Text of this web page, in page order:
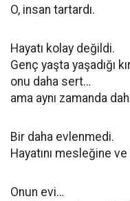
O, insan tartardı.
Hayatı kolay değildi.
Genç yaşta yaşadığı
onu daha sert…
ama aynı zamanda
Bir daha evlenmedi.
Hayatını mesleğine
Onun evi…